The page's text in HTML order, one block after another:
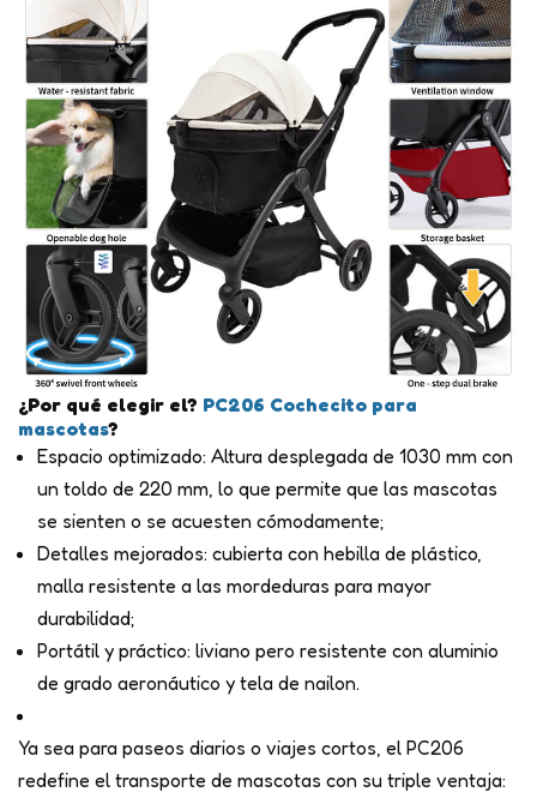
¿Por qué elegir el? PC206 Cochecito para
mascotas?
Espacio optimizado: Altura desplegada de 1030 mm con
un toldo de 220 mm, lo que permite que las mascotas
se sienten o se acuesten cómodamente;
Detalles mejorados: cubierta con hebilla de plástico,
malla resistente a las mordeduras para mayor
durabilidad;
Portátil y práctico: liviano pero resistente con aluminio
de grado aeronáutico y tela de nailon.
Ya sea para paseos diarios o viajes cortos, el PC206
redefine el transporte de mascotas con su triple ventaja: